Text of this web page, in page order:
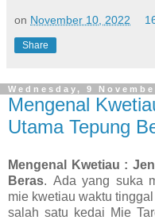
on November 10, 2022
Share
Wednesday, 9
Mengenal
Utama Tepung
Mengenal Kwetiau :
Beras. Ada yang suka
mie kwetiau waktu
salah satu kedai Mie